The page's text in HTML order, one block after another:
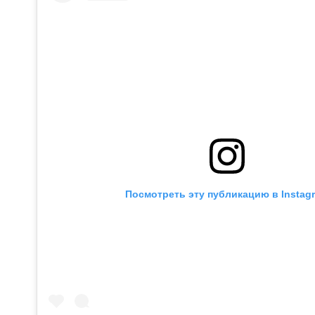
Посмотреть эту публикацию в